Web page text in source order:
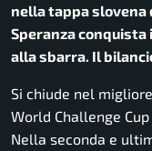
nella tappa slovena
Speranza conquista
alla sbarra. Il
Si chiude nel
World Challenge
Nella seconda e